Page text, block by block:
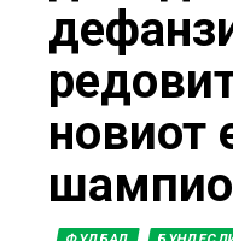
here
новиот